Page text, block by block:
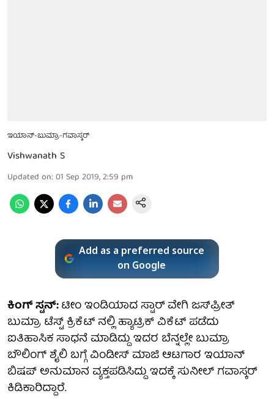
ಇಯಾನ್-ಬುಮ್ರಾ-ಗವಾಸ್ಕರ್
Vishwanath S
Updated on: 01 Sep 2019, 2:59 pm
Add as a preferred source
on Google
ಕಿಂಗ್ ಸ್ಟನ್:ಟೀಂ ಇಂಡಿಯಾದ ಸ್ಟಾರ್ ವೇಗಿ ಜಸ್‌ಪ್ರೀತ್
ಬುಮ್ರಾ ಟೆಸ್ಟ್ ಕ್ರಿಕೆಟ್ ನಲ್ಲಿ ಹ್ಯಾಟ್ರಿಕ್ ವಿಕೆಟ್ ಪಡೆದು
ಐತಿಹಾಸಿಕ ಸಾಧನೆ ಮಾಡಿದ್ದು ಇದರ ಬೆನ್ನಲ್ಲೇ ಬುಮ್ರಾ
ಬೌಲಿಂಗ್ ಶೈಲಿ ಬಗ್ಗೆ ವಿಂಡೀಸ್ ಮಾಜಿ ಆಟಗಾರ ಇಯಾನ್
ಬಿಷಪ್ ಅನುಮಾನ ವ್ಯಕ್ತಪಡಿಸಿದ್ದು ಇದಕ್ಕೆ ಸುನೀಲ್ ಗವಾಸ್ಕರ್
ಕಿಡಿಕಾರಿದ್ದಾರೆ.